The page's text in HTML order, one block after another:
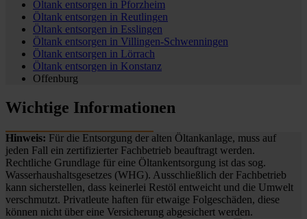
Öltank entsorgen in Pforzheim
Öltank entsorgen in Reutlingen
Öltank entsorgen in Esslingen
Öltank entsorgen in Villingen-Schwenningen
Öltank entsorgen in Lörrach
Öltank entsorgen in Konstanz
Offenburg
Wichtige Informationen
Hinweis: Für die Entsorgung der alten Öltankanlage, muss auf
jeden Fall ein zertifizierter Fachbetrieb beauftragt werden.
Rechtliche Grundlage für eine Öltankentsorgung ist das sog.
Wasserhaushaltsgesetzes (WHG). Ausschließlich der Fachbetrieb
kann sicherstellen, dass keinerlei Restöl entweicht und die Umwelt
verschmutzt. Privatleute haften für etwaige Folgeschäden, diese
können nicht über eine Versicherung abgesichert werden.